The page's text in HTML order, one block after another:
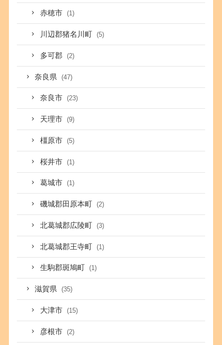
赤穂市 (1)
川辺郡猪名川町 (5)
多可郡 (2)
奈良県 (47)
奈良市 (23)
天理市 (9)
橿原市 (5)
桜井市 (1)
葛城市 (1)
磯城郡田原本町 (2)
北葛城郡広陵町 (3)
北葛城郡王寺町 (1)
生駒郡斑鳩町 (1)
滋賀県 (35)
大津市 (15)
彦根市 (2)